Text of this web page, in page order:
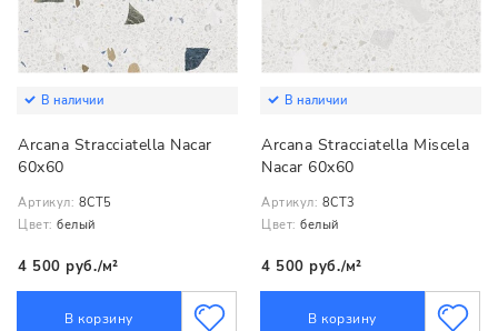
В наличии
Arcana Stracciatella Nacar
60x60
Артикул: 8CT5
Цвет: белый
4 500 руб./м²
В корзину
В наличии
Arcana Stracciatella Miscela
Nacar 60x60
Артикул: 8CT3
Цвет: белый
4 500 руб./м²
В корзину